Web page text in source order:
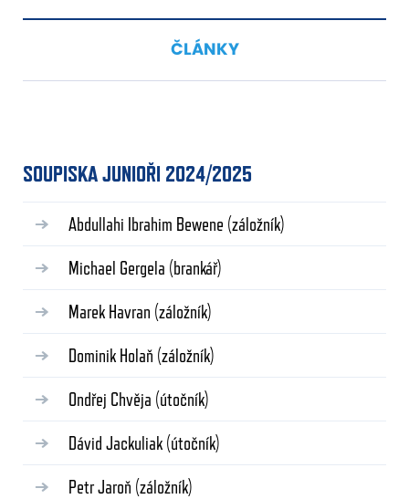
ČLÁNKY
SOUPISKA JUNIOŘI 2024/2025
Abdullahi Ibrahim Bewene (záložník)
Michael Gergela (brankář)
Marek Havran (záložník)
Dominik Holaň (záložník)
Ondřej Chvěja (útočník)
Dávid Jackuliak (útočník)
Petr Jaroň (záložník)